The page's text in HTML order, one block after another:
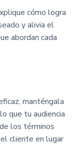
cómo logra
y alivia el
abordan cada
manténgala
que tu audiencia
los términos
cliente en lugar